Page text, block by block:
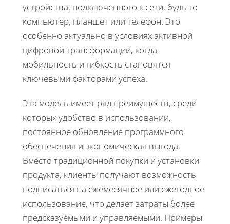
устройства, подключенного к сети, будь то
компьютер, планшет или телефон. Это
особенно актуально в условиях активной
цифровой трансформации, когда
мобильность и гибкость становятся
ключевыми факторами успеха.
Эта модель имеет ряд преимуществ, среди
которых удобство в использовании,
постоянное обновление программного
обеспечения и экономическая выгода.
Вместо традиционной покупки и установки
продукта, клиенты получают возможность
подписаться на ежемесячное или ежегодное
использование, что делает затраты более
предсказуемыми и управляемыми. Примеры